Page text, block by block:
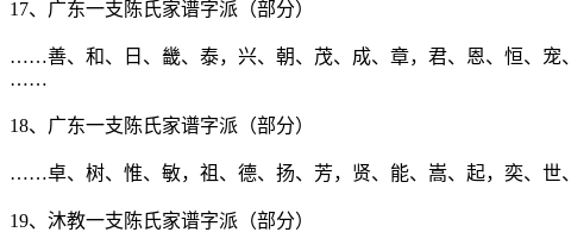
17、广东一支陈氏家谱字派（部分）
……善、和、日、畿、泰，兴、朝、茂、成、章，君、恩、恒、宠
……
18、广东一支陈氏家谱字派（部分）
……卓、树、惟、敏，祖、德、扬、芳，贤、能、嵩、起，奕、
19、沐教一支陈氏家谱字派（部分）